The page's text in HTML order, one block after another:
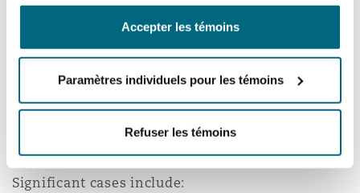
Accepter les témoins
Paramètres individuels pour les témoins
Refuser les témoins
Assurance spécialisée
(D. C.)
and well-known corporate clients and has a full
understanding of their complex and challenging
insurance history. As well as acting for corporate
nominations including construction companies,
energy companies, retailers, banks and
Significant cases include: